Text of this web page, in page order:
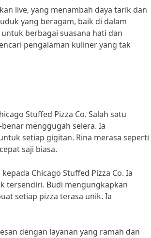
live, yang menambah daya tarik dan
yang beragam, baik di dalam
berbagai suasana hati dan
pengalaman kuliner yang tak
Stuffed Pizza Co. Salah satu
menggugah selera. Ia
setiap gigitan. Rina merasa seperti
saji biasa.
Chicago Stuffed Pizza Co. Ia
tersendiri. Budi mengungkapkan
setiap pizza terasa unik. Ia
dengan layanan yang ramah dan